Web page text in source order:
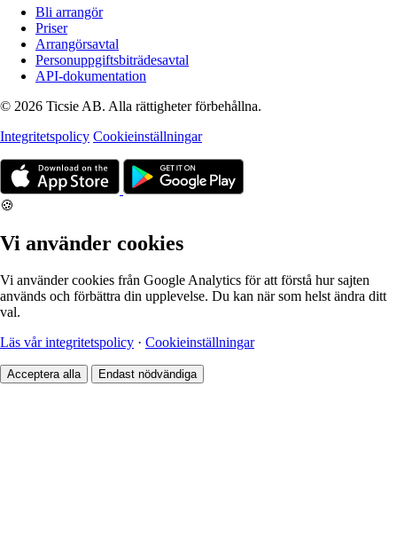
Bli arrangör
Priser
Arrangörsavtal
Personuppgiftsbiträdesavtal
API-dokumentation
© 2026 Ticsie AB. Alla rättigheter förbehållna.
Integritetspolicy Cookieinställningar
🍪
Vi använder cookies
Vi använder cookies från Google Analytics för att förstå hur sajten
används och förbättra din upplevelse. Du kan när som helst ändra ditt
val.
Läs vår integritetspolicy · Cookieinställningar
Acceptera alla Endast nödvändiga